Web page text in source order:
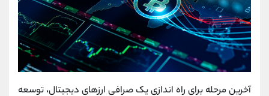
آخرین مرحله برای راه اندازی یک صرافی ارزهای دیجیتال، توسعه